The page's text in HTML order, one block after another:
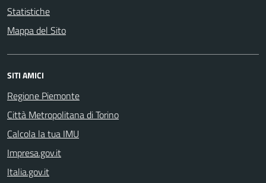
Statistiche
Mappa del Sito
SITI AMICI
Regione Piemonte
Città Metropolitana di Torino
Calcola la tua IMU
Impresa.gov.it
Italia.gov.it